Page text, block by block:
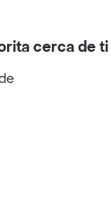
cerca de ti